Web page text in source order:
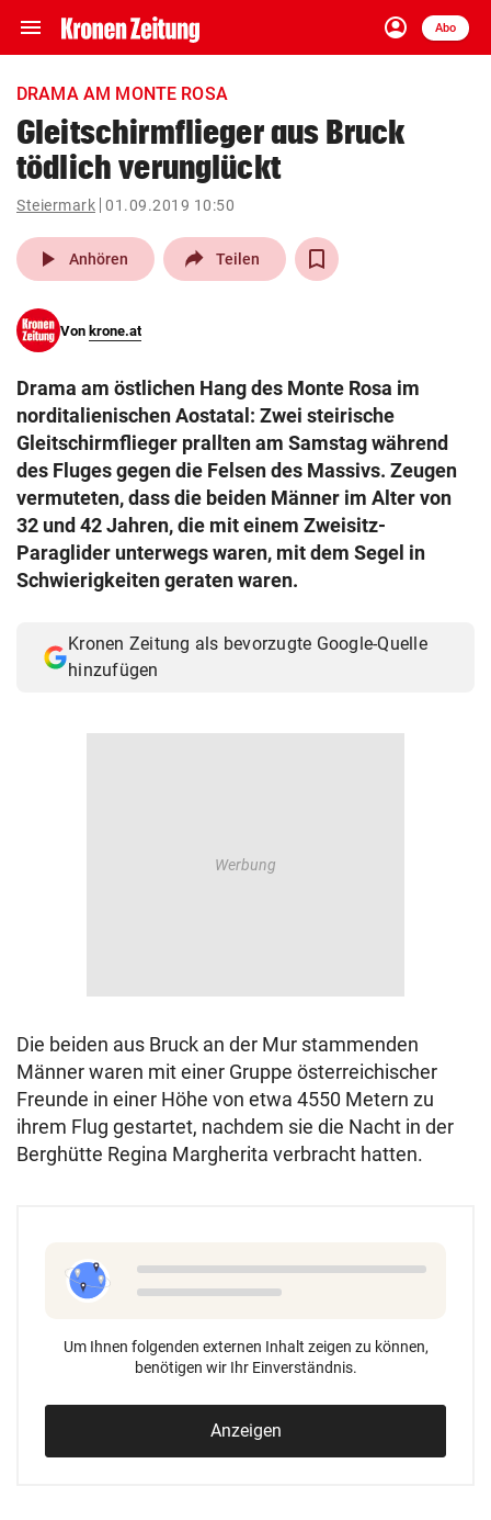
menu Navigation
ein-/ausklappen
account_circle
Anmelden
Abo
close Schließen
account_circle Anmelden
pin_drop
Wien arrow_right
search
eingeben
© Krone Multimedia GmbH & Co KG 2026
Muthgasse 2, 1190 Wien
DRAMA AM MONTE ROSA
Gleitschirmflieger aus Bruck
tödlich verunglückt
Steiermark 01.09.2019 10:50
play_arrow Anhören Teilen
Von krone.at
Drama am östlichen Hang des Monte Rosa im
norditalienischen Aostatal: Zwei steirische
Gleitschirmflieger prallten am Samstag während
des Fluges gegen die Felsen des Massivs. Zeugen
vermuteten, dass die beiden Männer im Alter von
32 und 42 Jahren, die mit einem Zweisitz-
Paraglider unterwegs waren, mit dem Segel in
Schwierigkeiten geraten waren.
Kronen Zeitung als bevorzugte Google-Quelle
hinzufügen
Die beiden aus Bruck an der Mur stammenden
Männer waren mit einer Gruppe österreichischer
Freunde in einer Höhe von etwa 4550 Metern zu
ihrem Flug gestartet, nachdem sie die Nacht in der
Berghütte Regina Margherita verbracht hatten.
Um Ihnen folgenden externen Inhalt zeigen zu können,
benötigen wir Ihr Einverständnis.
Anzeigen